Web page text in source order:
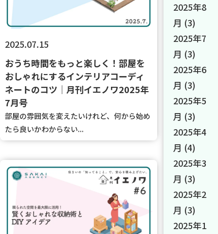
2025.07.15
おうち時間をもっと楽しく！部屋を
おしゃれにするインテリアコーディ
ネートのコツ｜月刊イエノワ2025年
7月号
部屋の雰囲気を変えたいけれど、何から始め
たら良いかわからない...
2025年8
月 (3)
2025年7
月 (3)
2025年6
月 (3)
2025年5
月 (3)
2025年4
月 (4)
2025年3
月 (3)
2025年2
月 (3)
2025年1